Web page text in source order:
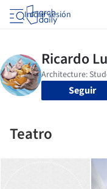
Iniciar sesión
Seguir
Teatro